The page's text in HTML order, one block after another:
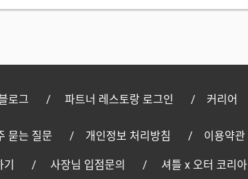
로그 파트너 레스토랑 로그인 커리어
묻는 질문 개인정보 처리방침 이용약관
사장님 입점문의 셔틀 x 오터 코리아